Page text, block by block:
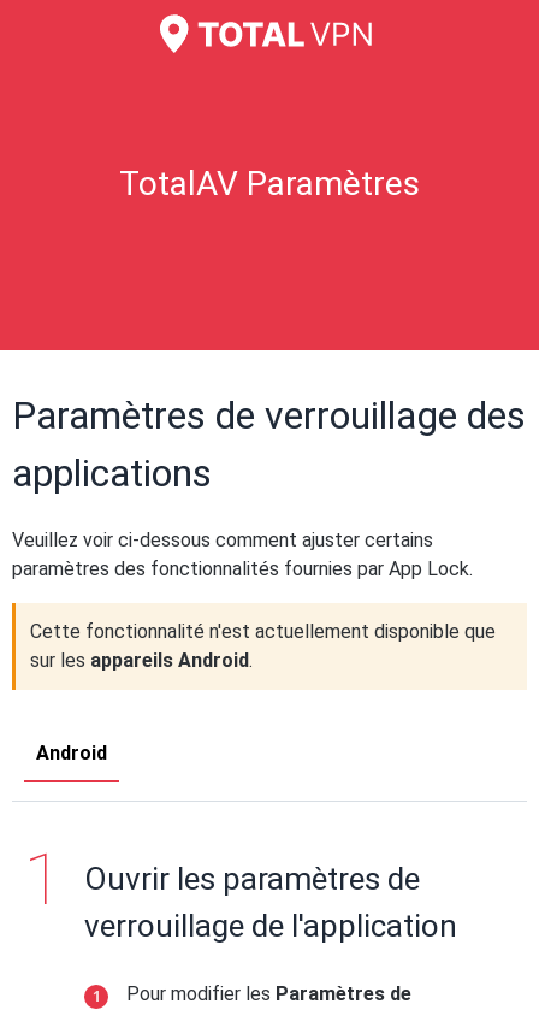
TotalAV Paramètres
Paramètres de verrouillage des
applications
Veuillez voir ci-dessous comment ajuster certains
paramètres des fonctionnalités fournies par App Lock.
Cette fonctionnalité n'est actuellement disponible que
sur les appareils Android.
Android
Ouvrir les paramètres de
verrouillage de l'application
Pour modifier les Paramètres de